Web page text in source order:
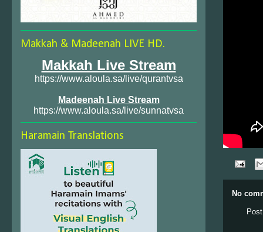
No
Makkah & Madeenah LIVE HD.
Makkah Live Stream
https://www.aloula.sa/live/qurantvsa
Madeenah Live Stream
https://www.aloula.sa/live/sunnatvsa
Haramain Translations